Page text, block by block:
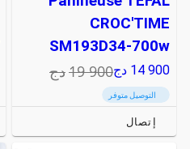
CROC'TIME
SM193D34-700w
14 900 دج19 900دج
التوصيل متوفر
إتصال